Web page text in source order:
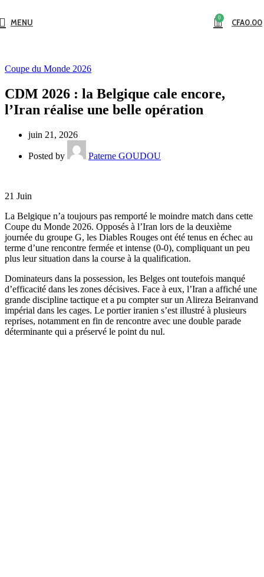
MENU 0 CFA0.00
Coupe du Monde 2026
CDM 2026 : la Belgique cale encore,
l’Iran réalise une belle opération
juin 21, 2026
Posted by Paterne GOUDOU
21 Juin
La Belgique n’a toujours pas remporté le moindre match dans cette
Coupe du Monde 2026. Opposés à l’Iran lors de la deuxième
journée du groupe G, les Diables Rouges ont été tenus en échec au
terme d’une rencontre fermée et intense (0-0), compliquant un peu
plus leur situation dans la course à la qualification.
Dominateurs dans la possession, les Belges ont toutefois manqué
d’efficacité dans les zones décisives. Face à eux, l’Iran a affiché une
grande discipline tactique et a pu compter sur un Alireza Beiranvand
impérial dans les cages. Le portier iranien s’est illustré à plusieurs
reprises, notamment en fin de rencontre avec une double parade
déterminante qui a préservé le point du nul.